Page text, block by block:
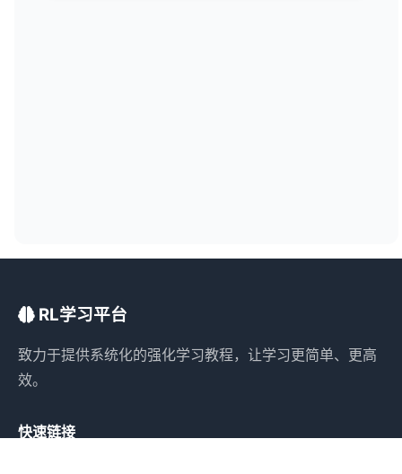
RL学习平台
致力于提供系统化的强化学习教程，让学习更简单、更高
效。
快速链接